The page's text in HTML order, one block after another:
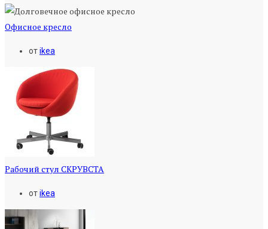
Офисное кресло
отikea
Рабочий стул СКРУВСТА
отikea